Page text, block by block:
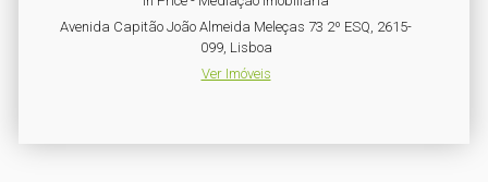
Avenida Capitão João Almeida Meleças 73 2º ESQ, 2615-
099, Lisboa
Ver Imóveis